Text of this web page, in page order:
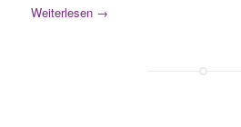
Weiterlesen→